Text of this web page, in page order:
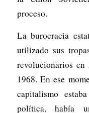
proceso.
La burocracia
utilizado sus
revolucionarios
1968. En ese
capitalismo
política, había